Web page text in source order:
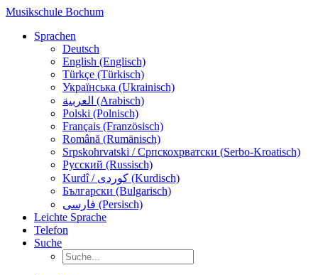
Musikschule Bochum
Sprachen
Deutsch
English (Englisch)
Türkçe (Türkisch)
Українська (Ukrainisch)
العربية (Arabisch)
Polski (Polnisch)
Français (Französisch)
Română (Rumänisch)
Srpskohrvatski / Српскохрватски (Serbo-Kroatisch)
Русский (Russisch)
Kurdî / كوردی (Kurdisch)
Български (Bulgarisch)
فارسی (Persisch)
Leichte Sprache
Telefon
Suche